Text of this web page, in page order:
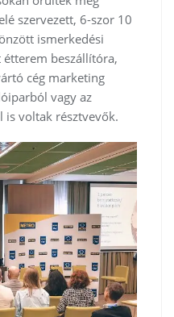
szervezett, 6-szor 10
ismerkedési
beszállítóra,
cég marketing
vagy az
is voltak résztvevők.